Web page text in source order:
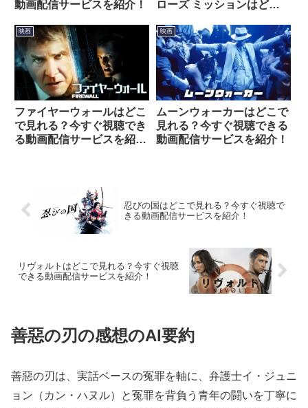
動画配信サービスを紹介！
ローズ ミッションはどこ
る動画配信サービスを紹
介！
映画
ファイヤーウォールはどこ
で見れる？今すぐ視聴でき
る動画配信サービスを紹
映画
ムーンウォーカーはどこで
見れる？今すぐ視聴できる
動画配信サービスを紹介！
忍びの国はどこで見れる？今すぐ視聴で
きる動画配信サービスを紹介！
リヴォルトはどこで見れる？今すぐ視聴
できる動画配信サービスを紹介！
善惡の刃の感想のAI要約
善惡の刃は、実話ベースの冤罪を軸に、弁護士イ・ジュニ
ョン（カン・ハヌル）と冤罪を背負う青年の闘いを丁寧に